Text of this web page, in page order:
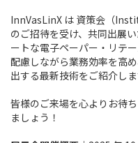
InnVasLinX は 資策会（
のご招待を受け、共同出展
ートな電子ペーパー・リテ
配慮しながら業務効率を高
出する最新技術をご紹介しま
皆様のご来場を心よりお待
ましょう！